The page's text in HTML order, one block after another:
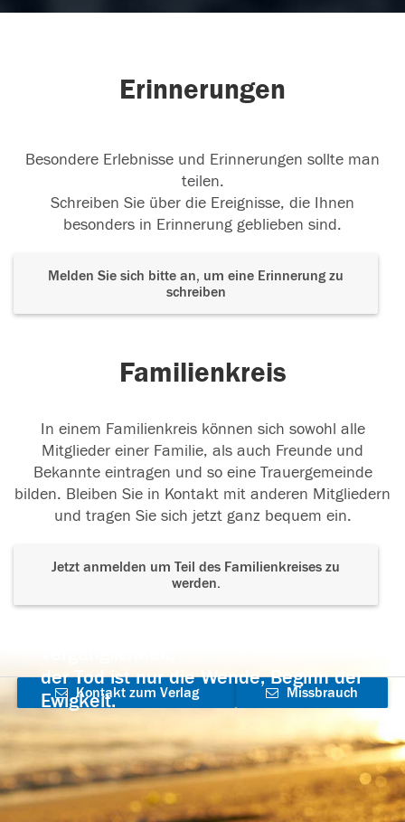
Erinnerungen
Besondere Erlebnisse und Erinnerungen sollte man
teilen.
Schreiben Sie über die Ereignisse, die Ihnen
besonders in Erinnerung geblieben sind.
Melden Sie sich bitte an, um eine Erinnerung zu
schreiben
Familienkreis
In einem Familienkreis können sich sowohl alle
Mitglieder einer Familie, als auch Freunde und
Bekannte eintragen und so eine Trauergemeinde
bilden. Bleiben Sie in Kontakt mit anderen Mitgliedern
und tragen Sie sich jetzt ganz bequem ein.
Jetzt anmelden um Teil des Familienkreises zu
werden.
der Tod ist nur die Wende, Beginn der
Ewigkeit.
Kontakt zum Verlag
aufnehmen
Missbrauch